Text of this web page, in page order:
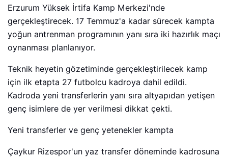
Erzurum Yüksek İrtifa Kamp Merkezi'nde
gerçekleştirecek. 17 Temmuz'a kadar sürecek kampta
yoğun antrenman programının yanı sıra iki hazırlık maçı
oynanması planlanıyor.
Teknik heyetin gözetiminde gerçekleştirilecek kamp
için ilk etapta 27 futbolcu kadroya dahil edildi.
Kadroda yeni transferlerin yanı sıra altyapıdan yetişen
genç isimlere de yer verilmesi dikkat çekti.
Yeni transferler ve genç yetenekler kampta
Çaykur Rizespor'un yaz transfer döneminde kadrosuna